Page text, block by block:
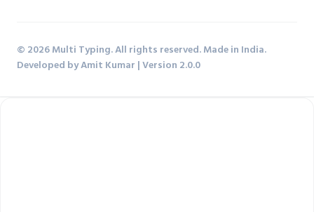
© 2026 Multi Typing. All rights reserved. Made in India.
Developed by Amit Kumar | Version 2.0.0